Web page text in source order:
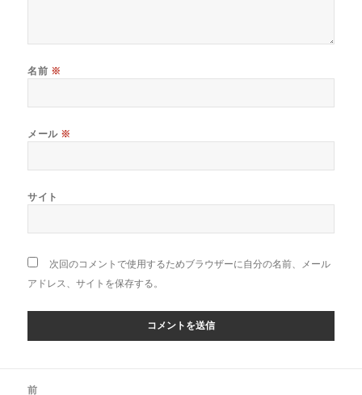
名前 ※
メール ※
サイト
次回のコメントで使用するためブラウザーに自分の名前、メール
アドレス、サイトを保存する。
前